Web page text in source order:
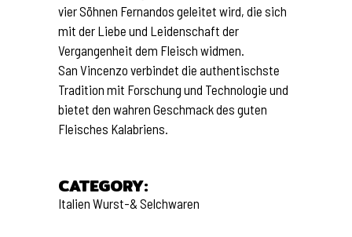
vier Söhnen Fernandos geleitet wird, die sich
mit der Liebe und Leidenschaft der
Vergangenheit dem Fleisch widmen.
San Vincenzo verbindet die authentischste
Tradition mit Forschung und Technologie und
bietet den wahren Geschmack des guten
Fleisches Kalabriens.
CATEGORY:
Italien Wurst-& Selchwaren